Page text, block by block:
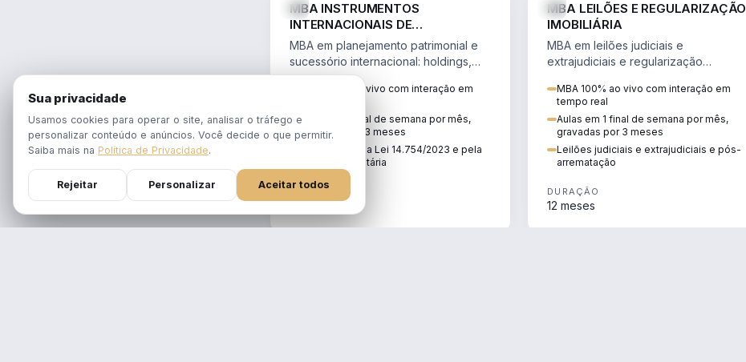
MBA INSTRUMENTOS
INTERNACIONAIS DE
PLANEJAMENTO PATRIMONIAL &
SUCESSÓRIO
MBA em planejamento patrimonial e
sucessório internacional: holdings,
trusts e offshore sob a Lei
14.754/2023 e a Reforma Tributária.
MBA 100% ao vivo com interação em
Aulas em 1 final de semana por mês,
gravadas por 3 meses
Atualizado pela Lei 14.754/2023 e pela
Reforma Tributária
DURAÇÃO
12 meses
MBA LEILÕES E REGULARIZAÇÃO
IMOBILIÁRIA
MBA em leilões judiciais e
extrajudiciais e regularização
alienação fiduciária e pós-
arrematação.
MBA 100% ao vivo com interação em
tempo real
Aulas em 1 final de semana por mês,
gravadas por 3 meses
Leilões judiciais e extrajudiciais e pós-
arrematação
DURAÇÃO
12 meses
Sua privacidade
Usamos cookies para operar o site, analisar o tráfego e
personalizar conteúdo e anúncios. Você decide o que permitir.
Saiba mais na Política de Privacidade.
Rejeitar Personalizar Aceitar todos